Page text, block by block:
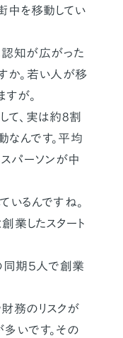
中を移動してい
知が広がった
か。若い人が移
が。
て、実は約8割
んです。平均
パーソンが中
るんですね。
業したスタート
期５人で創業
務のリスクが
いです。その